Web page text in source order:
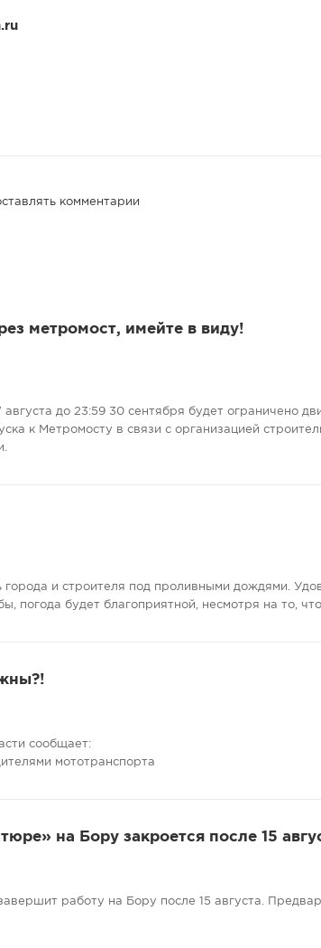
комментарии
метромост, имейте в виду!
до 23:59 30 сентября будет ограничено
к Метромосту в связи с организацией
и строителя под проливными дождями.
погода будет благоприятной, несмотря на то,
сообщает:
мототранспорта
на Бору закроется после 15
работу на Бору после 15 августа.